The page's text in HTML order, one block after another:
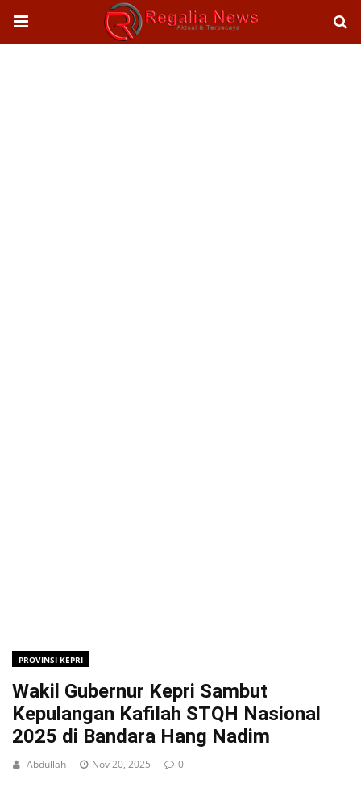
PROVINSI KEPRI
Wakil Gubernur Kepri Sambut
Kepulangan Kafilah STQH Nasional
2025 di Bandara Hang Nadim
Abdullah Nov 20, 2025 0